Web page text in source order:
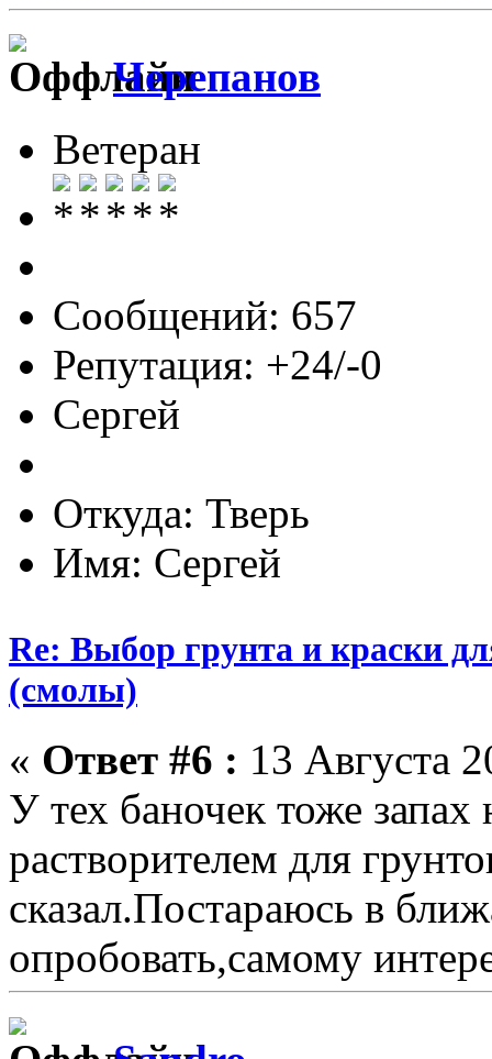
Черепанов
Ветеран
Сообщений: 657
Репутация: +24/-0
Сергей
Откуда: Тверь
Имя: Сергей
Re: Выбор грунта и краски
(смолы)
« Ответ #6 : 13 Августа
У тех баночек тоже запах
растворителем для
сказал.Постараюсь в
опробовать,самому